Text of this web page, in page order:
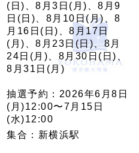
(日)、8月3日(月)、8月9
日(日)、8月10日(月)、8
月16日(日)、8月17日
(月)、8月23日(日)、8月
24日(月)、8月30日(日)、
8月31日(月)
抽選予約：2026年6月8日
(月)12:00〜7月15日
(水)12:00
集合：新横浜駅